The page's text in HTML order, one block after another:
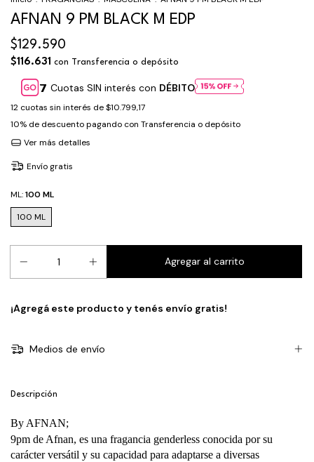
AFNAN 9 PM BLACK M EDP
$129.590
$116.631 con Transferencia o depósito
Cuotas SIN interés con DÉBITO
12 cuotas sin interés de$10.799,17
10% de descuentopagando con Transferencia o depósito
Ver más detalles
Envío gratis
ML:100 ML
100 ML
¡Agregá este producto y tenés envío gratis!
Medios de envío
Descripción
By AFNAN;
9pm de Afnan, es una fragancia genderless conocida por su
carácter versátil y su capacidad para adaptarse a diversas